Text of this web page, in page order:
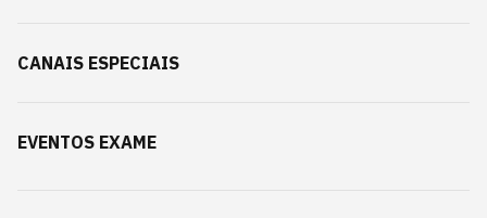
CANAIS ESPECIAIS
EVENTOS EXAME